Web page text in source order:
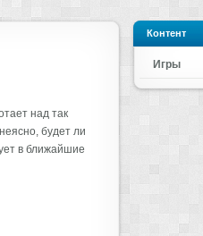
над так
будет ли
в ближайшие
Контент
Игры